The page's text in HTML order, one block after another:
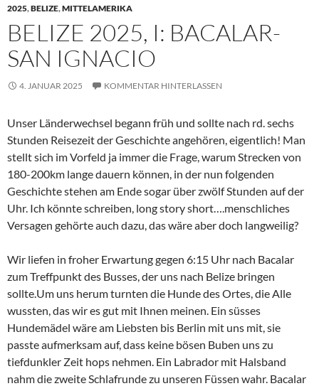
2025,BELIZE,MITTELAMERIKA
BELIZE 2025, I: BACALAR-
SAN IGNACIO
4. JANUAR 2025 KOMMENTAR HINTERLASSEN
Unser Länderwechsel begann früh und sollte nach rd. sechs
Stunden Reisezeit der Geschichte angehören, eigentlich! Man
stellt sich im Vorfeld ja immer die Frage, warum Strecken von
180-200km lange dauern können, in der nun folgenden
Geschichte stehen am Ende sogar über zwölf Stunden auf der
Uhr. Ich könnte schreiben, long story short….menschliches
Versagen gehörte auch dazu, das wäre aber doch langweilig?
Wir liefen in froher Erwartung gegen 6:15 Uhr nach Bacalar
zum Treffpunkt des Busses, der uns nach Belize bringen
sollte.Um uns herum turnten die Hunde des Ortes, die Alle
wussten, das wir es gut mit Ihnen meinen. Ein süsses
Hundemädel wäre am Liebsten bis Berlin mit uns mit, sie
passte aufmerksam auf, dass keine bösen Buben uns zu
tiefdunkler Zeit hops nehmen. Ein Labrador mit Halsband
nahm die zweite Schlafrunde zu unseren Füssen wahr. Bacalar